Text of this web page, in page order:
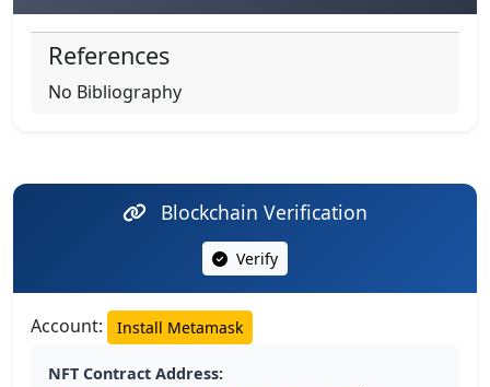
References
No Bibliography
Blockchain Verification
Verify
Account: Install Metamask
NFT Contract Address: